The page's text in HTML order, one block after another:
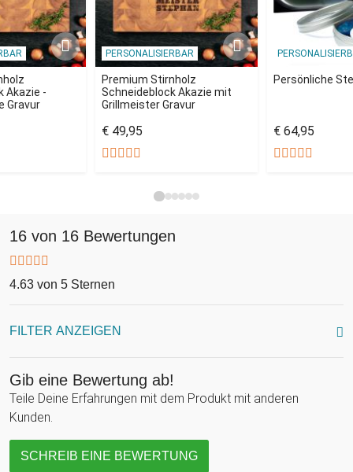
Akazie -
Gravur
PERSONALISIERBAR
Premium Stirnholz
Schneideblock Akazie mit
Grillmeister Gravur
€ 49,95
Persönliche
€ 64,95
16 von 16 Bewertungen
4.63 von 5 Sternen
FILTER ANZEIGEN
Gib eine Bewertung ab!
Teile Deine Erfahrungen mit dem Produkt mit anderen
Kunden.
SCHREIB EINE BEWERTUNG